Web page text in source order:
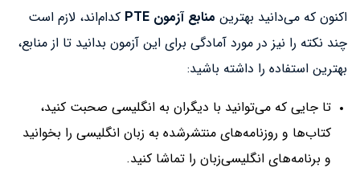
اکنون که می‌دانید بهترین منابع آزمون PTE
کدام‌اند، لازم است
چند نکته را نیز در مورد آمادگی برای این آزمون بدانید تا از منابع،
بهترین استفاده را داشته باشید:
تا جایی که می‌توانید با دیگران به انگلیسی صحبت کنید،
کتاب‌ها و روزنامه‌های منتشرشده به زبان انگلیسی را بخوانید
و برنامه‌های انگلیسی‌زبان را تماشا کنید.